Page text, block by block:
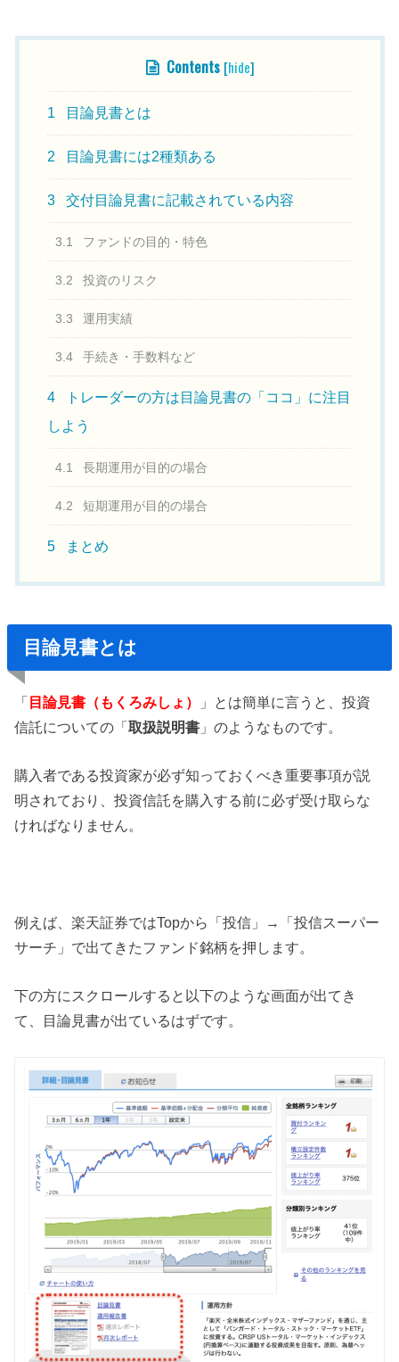
Contents [hide]
1 目論見書とは
2 目論見書には2種類ある
3 交付目論見書に記載されている内容
3.1 ファンドの目的・特色
3.2 投資のリスク
3.3 運用実績
3.4 手続き・手数料など
4
トレーダーの方は目論見書の「ココ」に注目
しよう
4.1 長期運用が目的の場合
4.2 短期運用が目的の場合
5 まとめ
目論見書とは
「目論見書（もくろみしょ）
」とは簡単に言うと、投資
信託についての「取扱説明書 」のようなものです。
購入者である投資家が必ず知っておくべき重要事項が説
明されており、投資信託を購入する前に必ず受け取らな
ければなりません。
例えば、楽天証券ではTopから「投信」→「投信スーパー
サーチ」で出てきたファンド銘柄を押します。
下の方にスクロールすると以下のような画面が出てき
て、目論見書が出ているはずです。